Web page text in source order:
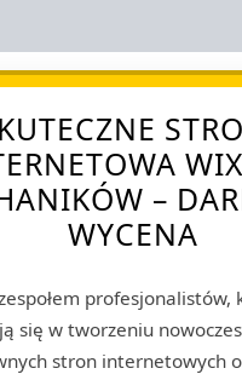
–
WYCENA
profesjonalistów,
się w tworzeniu
stron internetowych